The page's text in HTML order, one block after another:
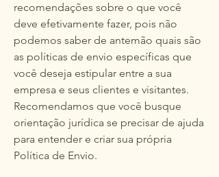
recomendações sobre o que você
deve efetivamente fazer, pois não
podemos saber de antemão quais são
as políticas de envio específicas que
você deseja estipular entre a sua
empresa e seus clientes e visitantes.
Recomendamos que você busque
orientação jurídica se precisar de ajuda
para entender e criar sua própria
Política de Envio.